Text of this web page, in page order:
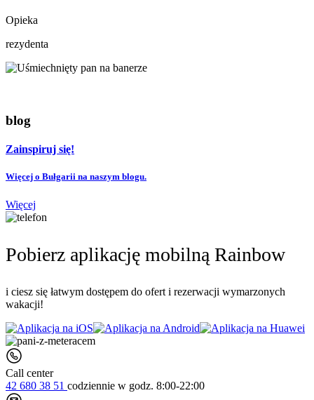
Opieka
rezydenta
blog
Zainspiruj się!
Więcej o Bułgarii na naszym blogu.
Więcej
Pobierz aplikację mobilną Rainbow
i ciesz się łatwym dostępem do ofert i rezerwacji wymarzonych
wakacji!
Call center
42 680 38 51 codziennie w godz. 8:00-22:00